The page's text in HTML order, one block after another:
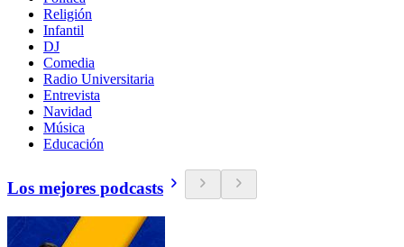
Religión
Infantil
DJ
Comedia
Radio Universitaria
Entrevista
Navidad
Música
Educación
Los mejores podcasts